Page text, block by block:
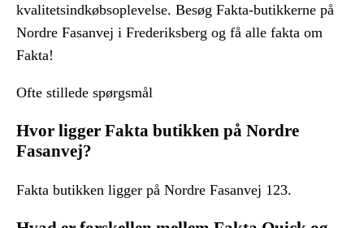
kvalitetsindkøbsoplevelse. Besøg Fakta-butikkerne på
Nordre Fasanvej i Frederiksberg og få alle fakta om
Fakta!
Ofte stillede spørgsmål
Hvor ligger Fakta butikken på Nordre
Fasanvej?
Fakta butikken ligger på Nordre Fasanvej 123.